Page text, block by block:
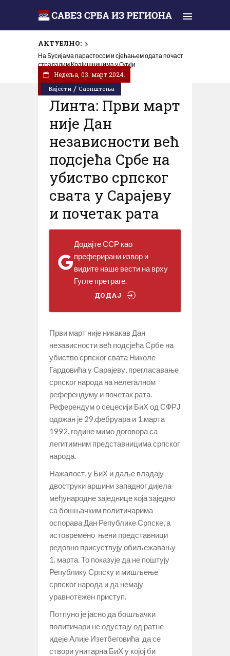
АКТУЕЛНО:
На Бусијама парастосом и сјећањем одата почаст
страдалим Крајишницима у Олуји
Вијести / Саопштења
Недеља, 03. март 2024.
Линта: Први март
није Дан
независности већ
подсјећа Србе на
убиство српског
свата у Сарајеву
и почетак рата
Додајте ССР као
преферирани извор и
видите наше вести на врху
Гугле претраге.
ДОДАЈ
Први март није никакав Дан
независности већ подсјећа Србе на
убиство српског свата Николе
Гардовића у Сарајеву, прегласавање
српског народа на нелегалном
референдуму и почетак рата.
Референдум о сецесији БиХ од СФРЈ
одржан је 29.фебруара и 1.марта
1992. године мимо договора са
легитимним представницима српског
народа.
Нажалост, у БиХ и даље владају
двоструки аршини западног дијела
међународне заједнице која заједно
са бошњачким политичарима
оспорава Дан Републике Српске, а
истовремено њени представници
редовно присуствују обиљежавању
1. марта. То показује да не поштују
Републику Српску и мишљење
српског народа и да немају
уравнотежен приступ.
Потпуно је јасно да бошљачки
политичари не одустају од ратне
идеје Алије Изетбеговића да се
створи унитарна БиХ у којој би